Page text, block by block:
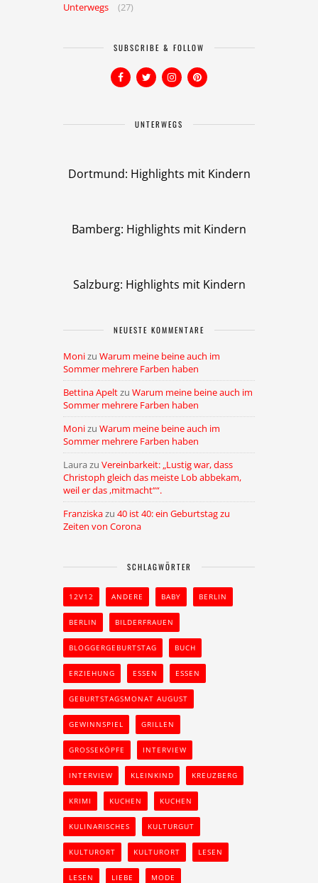
Unterwegs
(27)
SUBSCRIBE & FOLLOW
UNTERWEGS
Dortmund: Highlights mit Kindern
Bamberg: Highlights mit Kindern
Salzburg: Highlights mit Kindern
NEUESTE KOMMENTARE
Monizu Warum meine beine auch im
Sommer mehrere Farben haben
Bettina Apeltzu Warum meine beine auch im
Sommer mehrere Farben haben
Monizu Warum meine beine auch im
Sommer mehrere Farben haben
Laura zu Vereinbarkeit: „Lustig war, dass
Christoph gleich das meiste Lob abbekam,
weil er das ,mitmacht““.
Franziskazu 40 ist 40: ein Geburtstag zu
Zeiten von Corona
SCHLAGWÖRTER
12V12 ANDERE BABY BERLIN
BERLIN BILDERFRAUEN
BLOGGERGEBURTSTAG BUCH
ERZIEHUNG ESSEN ESSEN
GEBURTSTAGSMONAT AUGUST
GEWINNSPIEL GRILLEN
GROSSEKÖPFE INTERVIEW
INTERVIEW KLEINKIND KREUZBERG
KRIMI KUCHEN KUCHEN
KULINARISCHES KULTURGUT
KULTURORT KULTURORT LESEN
LESEN LIEBE MODE